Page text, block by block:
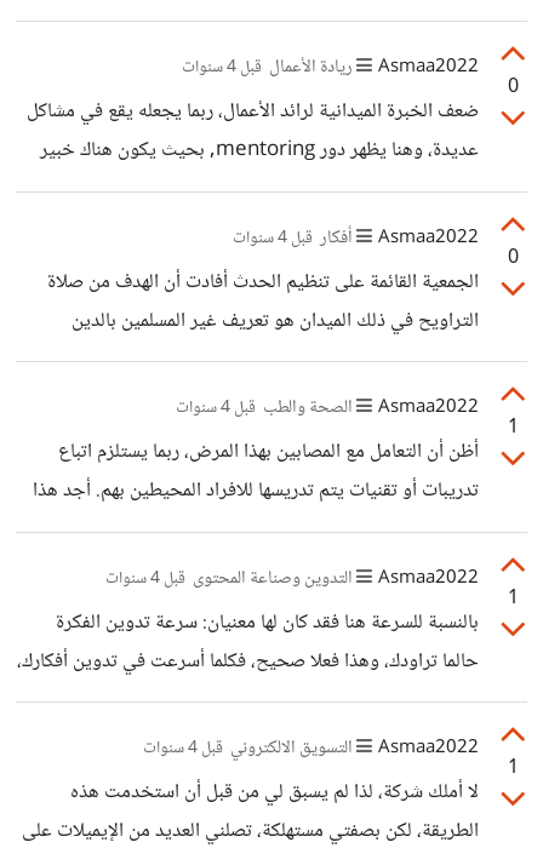
في كل الأمور، فيحصل لي مثل أن آكل بعض الحلويات التي
أشتهيها في بعض المواسم، مع أني أمتنع عن شرائها.
0
Asmaa2022 ريادة الأعمال قبل 4 سنوات
ضعف الخبرة الميدانية لرائد الأعمال، ربما يجعله يقع في مشاكل
عديدة، وهنا يظهر دور mentoring, بحيث يكون هناك خبير
متمكن يعمل على توجيه رائد الأعمال. وقد عملت العديد من
الدول على إنشاء حاضنات أعمال من أجل تقديم الدعم لهاته
الشركات الناشئة. من بين الأسباب أيضا، عدم عمل دراسة للمخاطر
وخطة محكمة لإدارتها. بحيث أن هناك العديد من المخاطر التي
يمكن تفاديها والتقليل من حدتها، ومن بين المخاطر هما نجد أكبر
0
Asmaa2022 أفكار قبل 4 سنوات
الجمعية القائمة على تنظيم الحدث أفادت أن الهدف من صلاة
التراويح في ذلك الميدان هو تعريف غير المسلمين بالدين
الاسلامي. لكن ربما تكون هناك أهداف سياسية واجتماعية غير
معلنة وراء تنظيم الحدث، وربما تريد واشنطن إستمالة المسلمين
إلى صفها في ظل الأوضاع العالمية الراهنة، والازمة الأوكرانية
الروسية. نحن لا نعلم حقيقة الأمر، لكن كيفما كان الحال، فهذا
1
Asmaa2022 الصحة والطب قبل 4 سنوات
أظن أن التعامل مع المصابين بهذا المرض، ربما يستلزم اتباع
تدريبات أو تقنيات يتم تدريسها للافراد المحيطين بهم. أجد هذا
المرض، صعب جدا، فهو يصيب القدرة التواصلية للإنسان، ونحن
كأشخاص بحاجة أن نتواصل دوما مع عالمنا الخارجي. لكن
السؤال، كيف يمكن معالجة هذا المرض، هل تقويم النطق يمكن
أن يكون مفيدا في بعض الحالات، هل يمكن تعليم المصابين لغة
الاشارات بحيث تعوض هذا الخلل في التواصل؟ هل هناك
1
Asmaa2022 التدوين وصناعة المحتوى قبل 4 سنوات
بالنسبة للسرعة هنا فقد كان لها معنيان: سرعة تدوين الفكرة
حالما تراودك، وهذا فعلا صحيح، فكلما أسرعت في تدوين أفكارك،
كلما ثبتها أكثر، بعض الافكار الجيدة، كثيرا ما تدخل طي النسيان
بعد فترة لأنها لم تدون. لذا يحمل بعض الكتاب معهم مفكرة
صغيرة، وكلما راودتهم فكرة قاموا بتدوينها. سرعة الكتابة على
لوحة المفاتيح، والتي أثبتت التجارب التي أشرت إليها، أنها تعمل
على تحسين مستوى التحصيل الدراسي، ومستوى اللغة، والإبداع
1
Asmaa2022 التسويق الالكتروني قبل 4 سنوات
لا أملك شركة، لذا لم يسبق لي من قبل أن استخدمت هذه
الطريقة، لكن بصفتي مستهلكة، تصلني العديد من الإيميلات على